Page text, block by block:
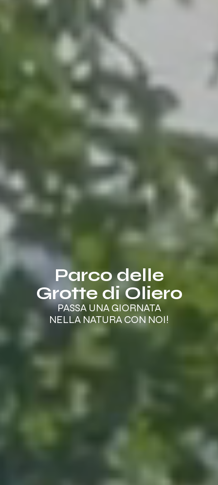
Parco delle
Grotte di Oliero
PASSA UNA GIORNATA
NELLA NATURA CON NOI!